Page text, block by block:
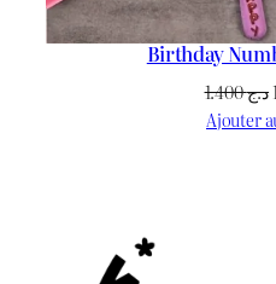
Birthday
د.ج1.400
Ajouter